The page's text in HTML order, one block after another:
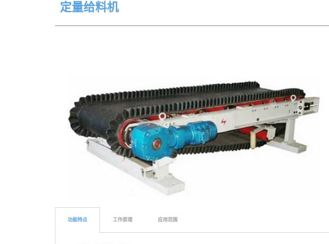
定量给料机
功能特点 工作原理 应用范围